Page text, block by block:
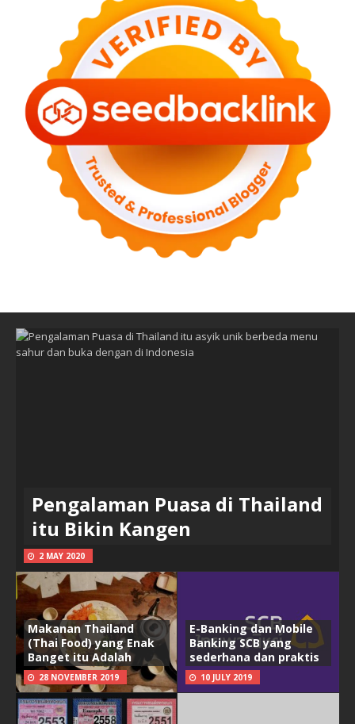
Pengalaman Puasa di Thailand
itu Bikin Kangen
2 MAY 2020
Makanan Thailand
(Thai Food) yang Enak
Banget itu Adalah
28 NOVEMBER 2019
E-Banking dan Mobile
Banking SCB yang
sederhana dan praktis
10 JULY 2019